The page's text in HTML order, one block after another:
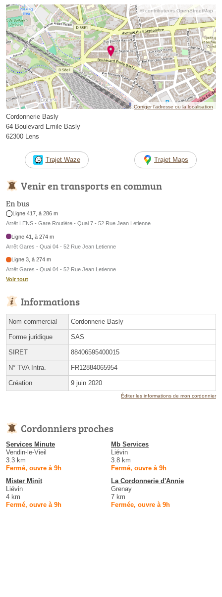
© contributeurs OpenStreetMap
Corriger l’adresse ou la localisation
Cordonnerie Basly
64 Boulevard Emile Basly
62300 Lens
Trajet Waze Trajet Maps
Venir en transports en commun
En bus
Ligne 417, à 286 m
Arrêt LENS - Gare Routière - Quai 7 - 52 Rue Jean Letienne
Ligne 41, à 274 m
Arrêt Gares - Quai 04 - 52 Rue Jean Letienne
Ligne 3, à 274 m
Arrêt Gares - Quai 04 - 52 Rue Jean Letienne
Voir tout
Informations
Nom commercial Cordonnerie Basly
Forme juridique SAS
SIRET 88406595400015
N° TVA Intra. FR12884065954
Création 9 juin 2020
Éditer les informations de mon cordonnier
Cordonniers proches
Services Minute
Vendin-le-Vieil
3.3 km
Fermé, ouvre à 9h
Mb Services
Liévin
3.8 km
Fermé, ouvre à 9h
Mister Minit
Liévin
4 km
Fermé, ouvre à 9h
La Cordonnerie d'Annie
Grenay
7 km
Fermée, ouvre à 9h